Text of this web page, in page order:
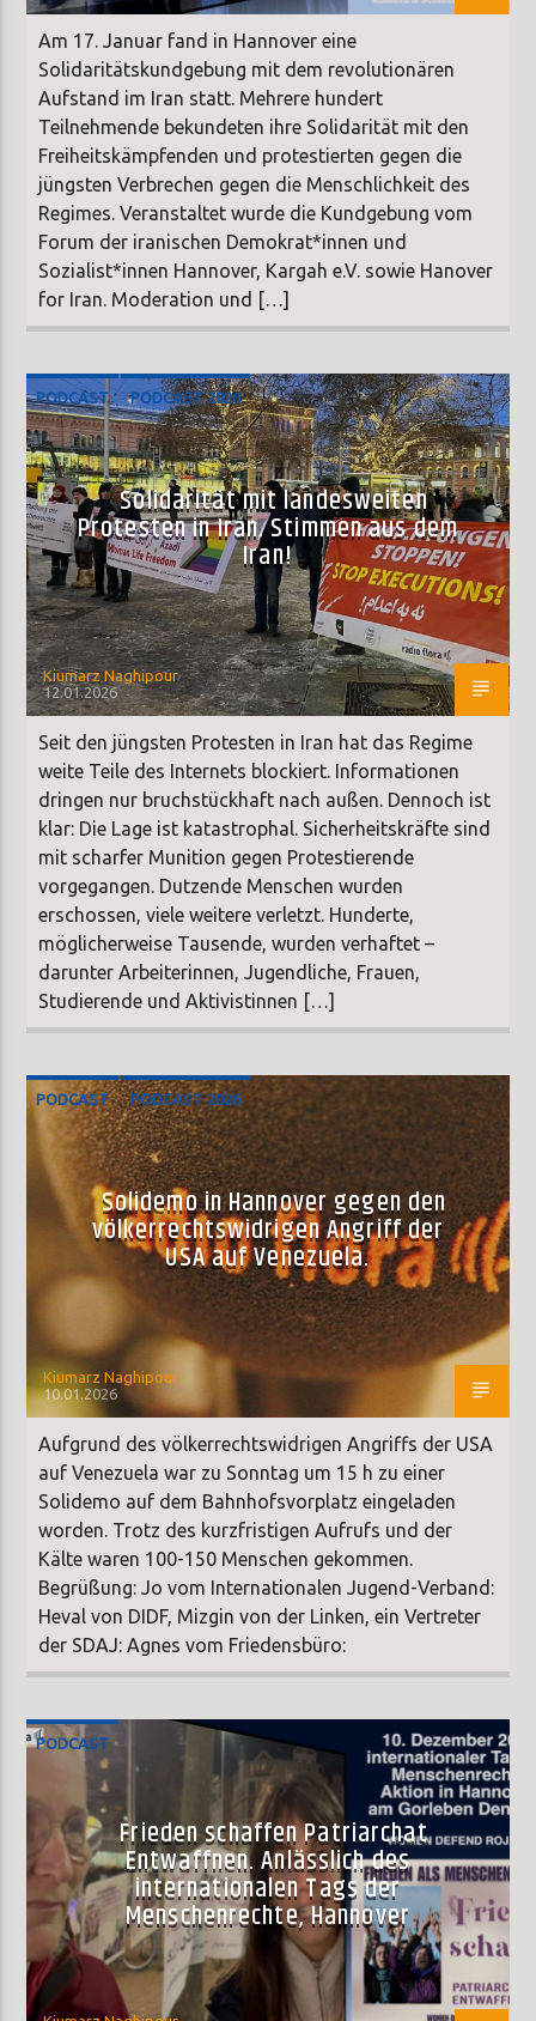
Am 17. Januar fand in Hannover eine
Solidaritätskundgebung mit dem revolutionären
Aufstand im Iran statt. Mehrere hundert
Teilnehmende bekundeten ihre Solidarität mit den
Freiheitskämpfenden und protestierten gegen die
jüngsten Verbrechen gegen die Menschlichkeit des
Regimes. Veranstaltet wurde die Kundgebung vom
Forum der iranischen Demokrat*innen und
Sozialist*innen Hannover, Kargah e.V. sowie Hanover
for Iran. Moderation und […]
PODCAST PODCAST 2026
Solidarität mit landesweiten
Protesten in Iran. Stimmen aus dem
Iran!
Kiumarz Naghipour
12.01.2026
Seit den jüngsten Protesten in Iran hat das Regime
weite Teile des Internets blockiert. Informationen
dringen nur bruchstückhaft nach außen. Dennoch ist
klar: Die Lage ist katastrophal. Sicherheitskräfte sind
mit scharfer Munition gegen Protestierende
vorgegangen. Dutzende Menschen wurden
erschossen, viele weitere verletzt. Hunderte,
möglicherweise Tausende, wurden verhaftet –
darunter Arbeiterinnen, Jugendliche, Frauen,
Studierende und Aktivistinnen […]
PODCAST PODCAST 2026
Solidemo in Hannover gegen den
völkerrechtswidrigen Angriff der
USA auf Venezuela.
Kiumarz Naghipour
10.01.2026
Aufgrund des völkerrechtswidrigen Angriffs der USA
auf Venezuela war zu Sonntag um 15 h zu einer
Solidemo auf dem Bahnhofsvorplatz eingeladen
worden. Trotz des kurzfristigen Aufrufs und der
Kälte waren 100-150 Menschen gekommen.
Begrüßung: Jo vom Internationalen Jugend-Verband:
Heval von DIDF, Mizgin von der Linken, ein Vertreter
der SDAJ: Agnes vom Friedensbüro:
PODCAST
Frieden schaffen Patriarchat
Entwaffnen. Anlässlich des
internationalen Tags der
Menschenrechte, Hannover